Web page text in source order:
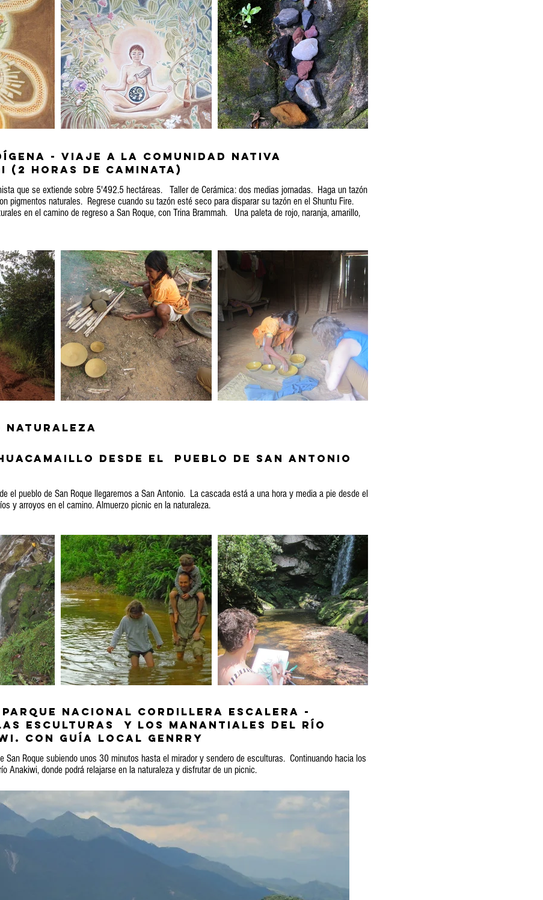
- Viaje a la comunidad nativa
(2 horas de caminata)
que se extiende sobre 5'492.5 hectáreas. Taller de Cerámica: dos medias jornadas. Haga un tazón
pigmentos naturales. Regrese cuando su tazón esté seco para disparar su tazón en el Shuntu Fire.
en el camino de regreso a San Roque, con Trina Brammah. Una paleta de rojo, naranja, amarillo,
naturaleza
desde el pueblo de san antonio
el pueblo de San Roque llegaremos a San Antonio. La cascada está a una hora y media a pie desde el
y arroyos en el camino. Almuerzo picnic en la naturaleza.
nacional Cordillera Escalera -
las Esculturas y los manantiales del río
Con guía local Genrry
San Roque subiendo unos 30 minutos hasta el mirador y sendero de esculturas. Continuando hacia los
Anakiwi, donde podrá relajarse en la naturaleza y disfrutar de un picnic.